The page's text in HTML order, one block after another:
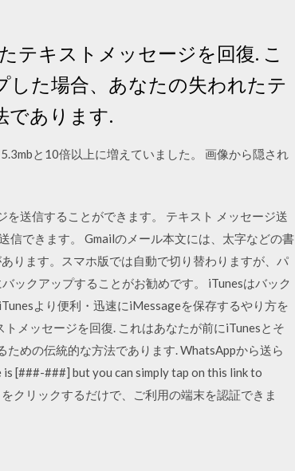
テキストメッセージを回復. こ
た場合、あなたの失われたテ
であります.
と10倍以上に増えていました。 画像から隠され
送信することができます。 テキスト メッセージ送
信できます。 Gmailのメール本文には、太字などの書
ります。スマホ版では自動で切り替わりますが、パ
ックアップすることがお勧めです。 iTunesはバック
より便利・迅速にiMessageを保存するやり方を
メッセージを回復. これはあなたが前にiTunesとそ
めの伝統的な方法であります. WhatsAppから送ら
[###-###] but you can simply tap on this link to
クリックするだけで、ご利用の端末を認証できま